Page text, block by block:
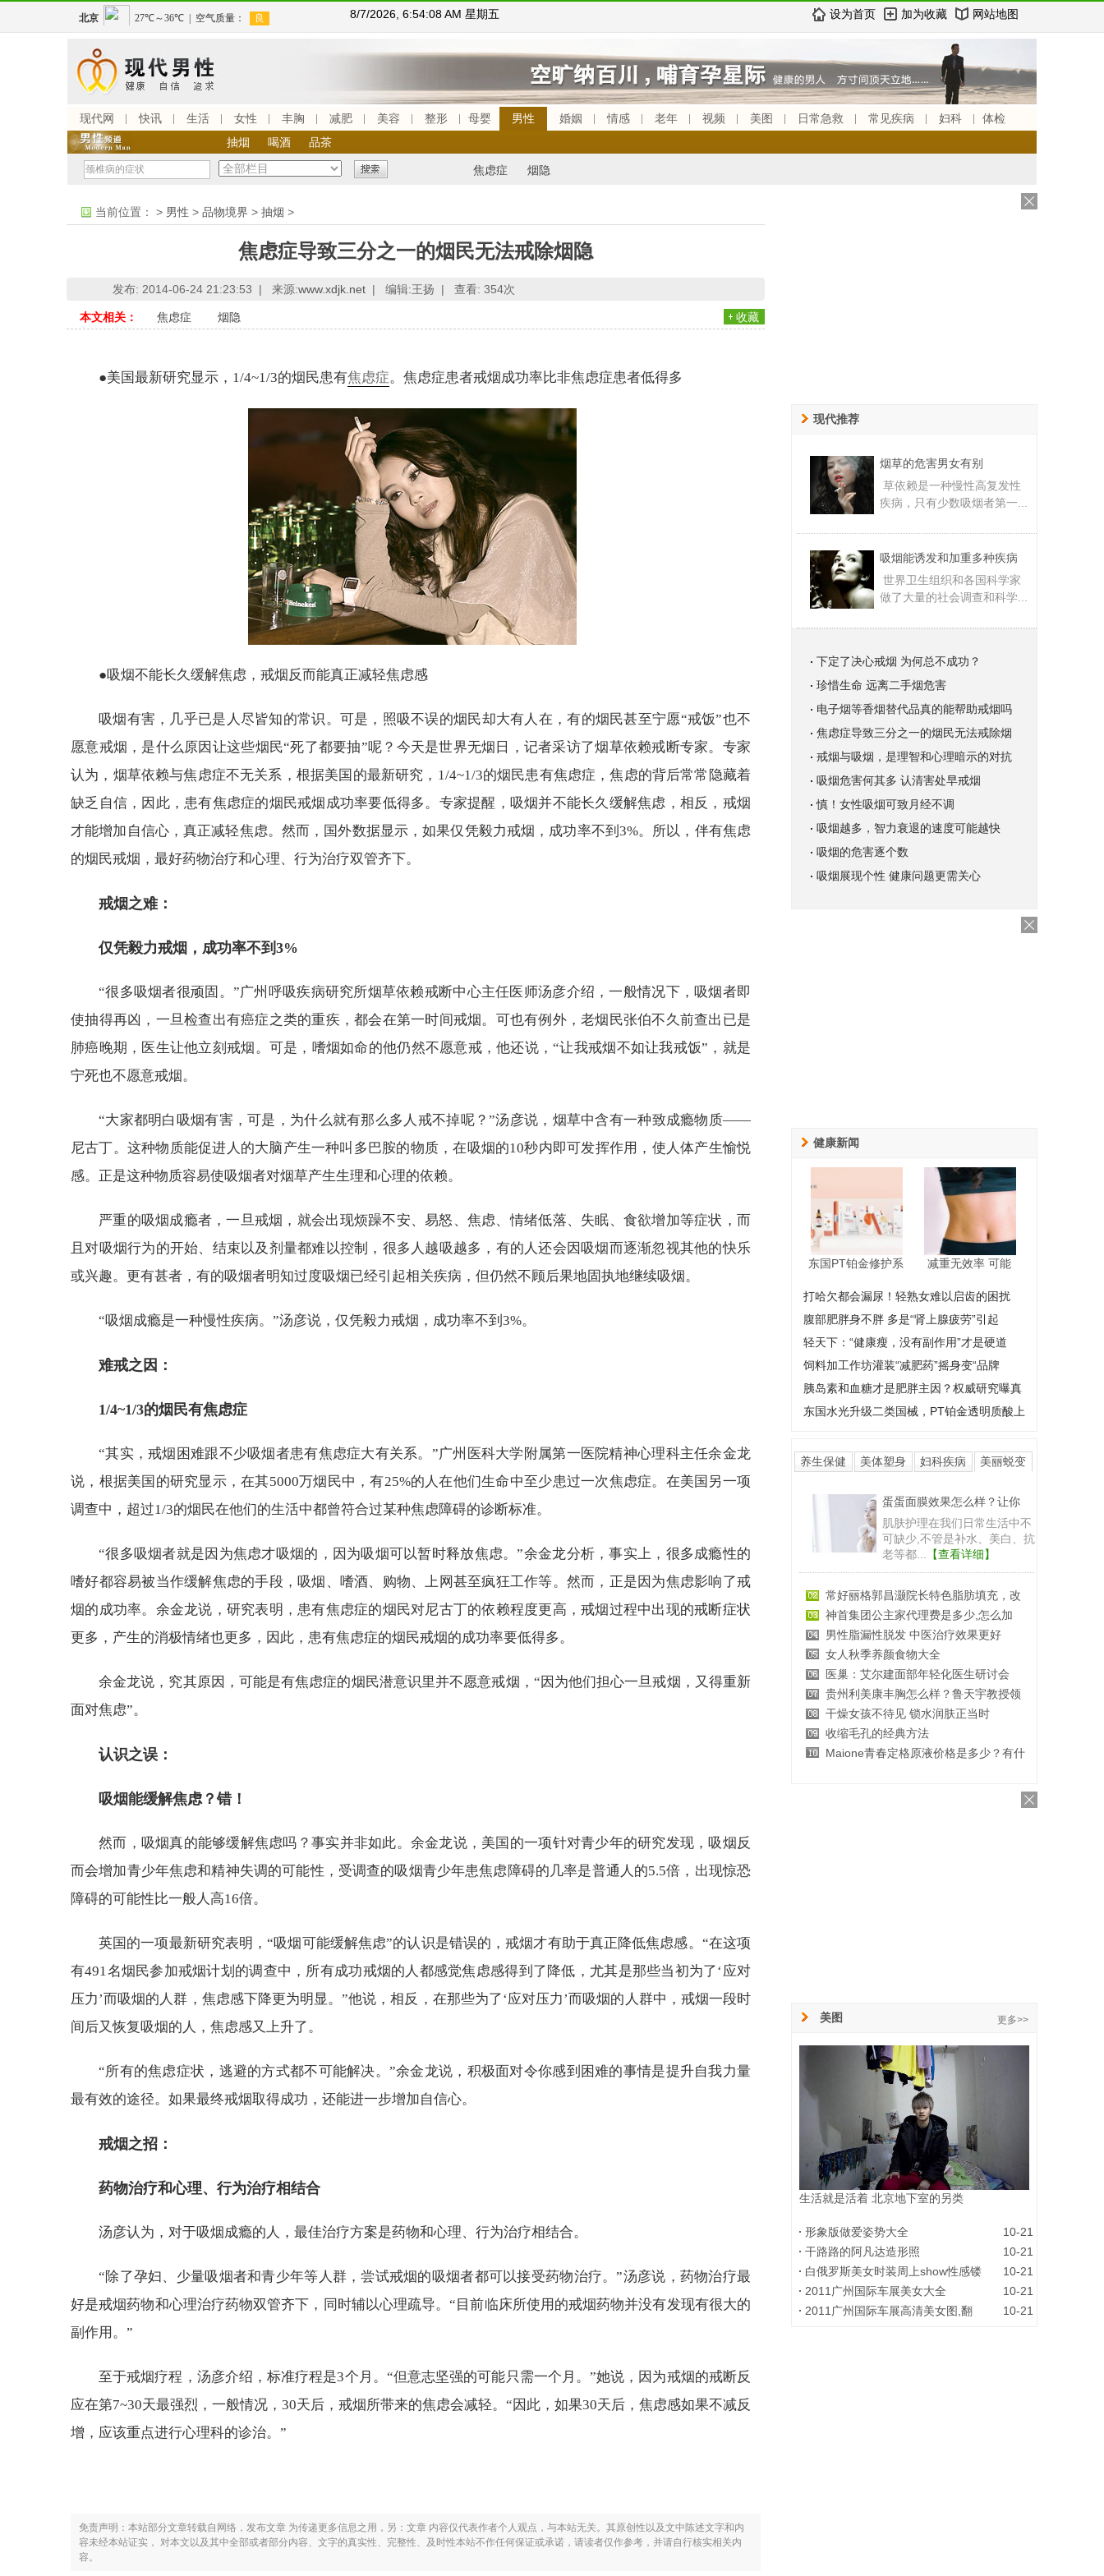
8/7/2026, 6:54:09 AM 星期五 设为首页 加为收藏 网站地图
现代网 快讯 生活 女性 丰胸 减肥 美容 整形 母婴 男性 婚姻 情感 老年 视频 美图 日常急救 常见疾病 妇科
体检
抽烟
喝酒 品茶
焦虑症 烟隐
当前位置： > 男性 > 品物境界 > 抽烟 >
焦虑症导致三分之一的烟民无法戒除烟隐
发布: 2014-06-24 21:23:53 | 来源:www.xdjk.net | 编辑:王扬 | 查看: 354次
本文相关： 焦虑症 烟隐 收藏
●美国最新研究显示，1/4~1/3的烟民患有焦虑症。焦虑症患者戒烟成功率比非焦虑症患者低得多
●吸烟不能长久缓解焦虑，戒烟反而能真正减轻焦虑感
吸烟有害，几乎已是人尽皆知的常识。可是，照吸不误的烟民却大有人在，有的烟民甚至宁愿“戒饭”也不
愿意戒烟，是什么原因让这些烟民“死了都要抽”呢？今天是世界无烟日，记者采访了烟草依赖戒断专家。专家
认为，烟草依赖与焦虑症不无关系，根据美国的最新研究，1/4~1/3的烟民患有焦虑症，焦虑的背后常常隐藏着
缺乏自信，因此，患有焦虑症的烟民戒烟成功率要低得多。专家提醒，吸烟并不能长久缓解焦虑，相反，戒烟
才能增加自信心，真正减轻焦虑。然而，国外数据显示，如果仅凭毅力戒烟，成功率不到3%。所以，伴有焦虑
的烟民戒烟，最好药物治疗和心理、行为治疗双管齐下。
戒烟之难：
仅凭毅力戒烟，成功率不到3%
“很多吸烟者很顽固。”广州呼吸疾病研究所烟草依赖戒断中心主任医师汤彦介绍，一般情况下，吸烟者即
使抽得再凶，一旦检查出有癌症之类的重疾，都会在第一时间戒烟。可也有例外，老烟民张伯不久前查出已是
肺癌晚期，医生让他立刻戒烟。可是，嗜烟如命的他仍然不愿意戒，他还说，“让我戒烟不如让我戒饭”，就是
宁死也不愿意戒烟。
“大家都明白吸烟有害，可是，为什么就有那么多人戒不掉呢？”汤彦说，烟草中含有一种致成瘾物质——
尼古丁。这种物质能促进人的大脑产生一种叫多巴胺的物质，在吸烟的10秒内即可发挥作用，使人体产生愉悦
感。正是这种物质容易使吸烟者对烟草产生生理和心理的依赖。
严重的吸烟成瘾者，一旦戒烟，就会出现烦躁不安、易怒、焦虑、情绪低落、失眠、食欲增加等症状，而
且对吸烟行为的开始、结束以及剂量都难以控制，很多人越吸越多，有的人还会因吸烟而逐渐忽视其他的快乐
或兴趣。更有甚者，有的吸烟者明知过度吸烟已经引起相关疾病，但仍然不顾后果地固执地继续吸烟。
“吸烟成瘾是一种慢性疾病。”汤彦说，仅凭毅力戒烟，成功率不到3%。
难戒之因：
1/4~1/3的烟民有焦虑症
“其实，戒烟困难跟不少吸烟者患有焦虑症大有关系。”广州医科大学附属第一医院精神心理科主任余金龙
说，根据美国的研究显示，在其5000万烟民中，有25%的人在他们生命中至少患过一次焦虑症。在美国另一项
调查中，超过1/3的烟民在他们的生活中都曾符合过某种焦虑障碍的诊断标准。
“很多吸烟者就是因为焦虑才吸烟的，因为吸烟可以暂时释放焦虑。”余金龙分析，事实上，很多成瘾性的
嗜好都容易被当作缓解焦虑的手段，吸烟、嗜酒、购物、上网甚至疯狂工作等。然而，正是因为焦虑影响了戒
烟的成功率。余金龙说，研究表明，患有焦虑症的烟民对尼古丁的依赖程度更高，戒烟过程中出现的戒断症状
更多，产生的消极情绪也更多，因此，患有焦虑症的烟民戒烟的成功率要低得多。
余金龙说，究其原因，可能是有焦虑症的烟民潜意识里并不愿意戒烟，“因为他们担心一旦戒烟，又得重新
面对焦虑”。
认识之误：
吸烟能缓解焦虑？错！
然而，吸烟真的能够缓解焦虑吗？事实并非如此。余金龙说，美国的一项针对青少年的研究发现，吸烟反
而会增加青少年焦虑和精神失调的可能性，受调查的吸烟青少年患焦虑障碍的几率是普通人的5.5倍，出现惊恐
障碍的可能性比一般人高16倍。
英国的一项最新研究表明，“吸烟可能缓解焦虑”的认识是错误的，戒烟才有助于真正降低焦虑感。“在这项
有491名烟民参加戒烟计划的调查中，所有成功戒烟的人都感觉焦虑感得到了降低，尤其是那些当初为了‘应对
压力’而吸烟的人群，焦虑感下降更为明显。”他说，相反，在那些为了‘应对压力’而吸烟的人群中，戒烟一段时
间后又恢复吸烟的人，焦虑感又上升了。
“所有的焦虑症状，逃避的方式都不可能解决。”余金龙说，积极面对令你感到困难的事情是提升自我力量
最有效的途径。如果最终戒烟取得成功，还能进一步增加自信心。
戒烟之招：
药物治疗和心理、行为治疗相结合
汤彦认为，对于吸烟成瘾的人，最佳治疗方案是药物和心理、行为治疗相结合。
“除了孕妇、少量吸烟者和青少年等人群，尝试戒烟的吸烟者都可以接受药物治疗。”汤彦说，药物治疗最
好是戒烟药物和心理治疗药物双管齐下，同时辅以心理疏导。“目前临床所使用的戒烟药物并没有发现有很大的
副作用。”
至于戒烟疗程，汤彦介绍，标准疗程是3个月。“但意志坚强的可能只需一个月。”她说，因为戒烟的戒断反
应在第7~30天最强烈，一般情况，30天后，戒烟所带来的焦虑会减轻。“因此，如果30天后，焦虑感如果不减反
增，应该重点进行心理科的诊治。”
免责声明：本站部分文章转载自网络，发布文章 为传递更多信息之用，另：文章 内容仅代表作者个人观点，与本站无关。其原创性以及文中陈述文字和内
容未经本站证实， 对本文以及其中全部或者部分内容、文字的真实性、完整性、及时性本站不作任何保证或承诺，请读者仅作参考，并请自行核实相关内
容。
现代推荐
烟草的危害男女有别
草依赖是一种慢性高复发性
疾病，只有少数吸烟者第一...
吸烟能诱发和加重多种疾病
世界卫生组织和各国科学家
做了大量的社会调查和科学...
下定了决心戒烟 为何总不成功？
珍惜生命 远离二手烟危害
电子烟等香烟替代品真的能帮助戒烟吗
焦虑症导致三分之一的烟民无法戒除烟
戒烟与吸烟，是理智和心理暗示的对抗
吸烟危害何其多 认清害处早戒烟
慎！女性吸烟可致月经不调
吸烟越多，智力衰退的速度可能越快
吸烟的危害逐个数
吸烟展现个性 健康问题更需关心
健康新闻
东国PT铂金修护系 减重无效率 可能
打哈欠都会漏尿！轻熟女难以启齿的困扰
腹部肥胖身不胖 多是“肾上腺疲劳”引起
轻天下：“健康瘦，没有副作用”才是硬道
饲料加工作坊灌装“减肥药”摇身变“品牌
胰岛素和血糖才是肥胖主因？权威研究曝真
东国水光升级二类国械，PT铂金透明质酸上
养生保健 美体塑身 妇科疾病 美丽蜕变
蛋蛋面膜效果怎么样？让你
肌肤护理在我们日常生活中不
可缺少,不管是补水、美白、抗
老等都...
【查看详细】
常好丽格郭昌灏院长特色脂肪填充，改
神首集团公主家代理费是多少,怎么加
男性脂漏性脱发 中医治疗效果更好
女人秋季养颜食物大全
医巢：艾尔建面部年轻化医生研讨会
贵州利美康丰胸怎么样？鲁天宇教授领
干燥女孩不待见 锁水润肤正当时
收缩毛孔的经典方法
Maione青春定格原液价格是多少？有什
美图 更多>>
生活就是活着 北京地下室的另类
形象版做爱姿势大全
10-21
干路路的阿凡达造形照
10-21
白俄罗斯美女时装周上show性感镂
10-21
2011广州国际车展美女大全
10-21
2011广州国际车展高清美女图,翻
10-21